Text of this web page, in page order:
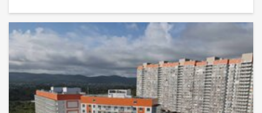
доступность до других районов города. Близость знаковых
мест отдыха, досуга и развлечений - заповедник «Столбы»,
Фанпарк «Бобровый лог» и парк флоры и фауны «Роев ручей».
Благоустроенная набережная протяженностью 1450 метров
вдоль реки Енисей и 500 метров вдоль реки Базаиха с
организованными спусками к воде и остановкой речного
пассажирского транспорта возле ледовой арены. Сеть
пешеходных и велосипедно-роликовых дорожек по всему